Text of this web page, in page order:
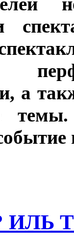
а
ИЛЬ